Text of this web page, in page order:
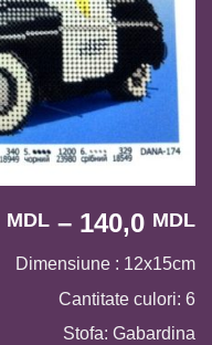
MDL – 140,0 MDL
Dimensiune : 12x15cm
Cantitate culori: 6
Stofa: Gabardina